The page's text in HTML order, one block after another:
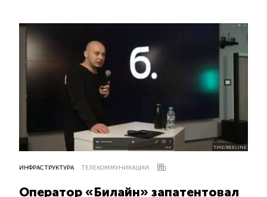
T.ME/BEELINE
ИНФРАСТРУКТУРА ТЕЛЕКОММУНИКАЦИИ
Оператор «Билайн» запатентовал